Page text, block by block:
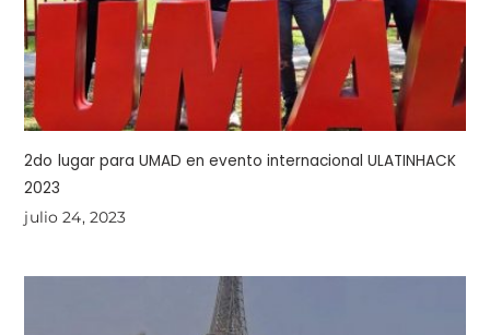
2do lugar para UMAD en evento internacional ULATINHACK
2023
julio 24, 2023